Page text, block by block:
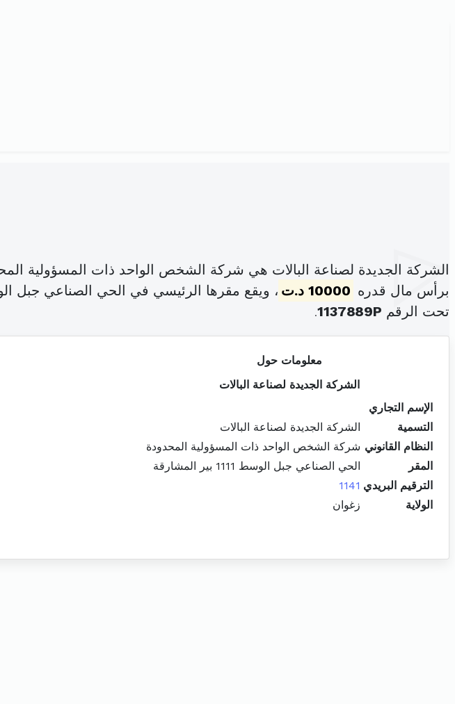
الشركة الجديدة لصناعة البالات هي شركة الشخص الواحد ذات المسؤولية
برأس مال قدره 10000 د.ت ، ويقع مقرها الرئيسي في الحي الصناعي جبل الوسط 1111 بير
تحت الرقم 1137889P
.
معلومات حول
الشركة الجديدة لصناعة البالات
الإسم التجاري
التسمية
الشركة الجديدة لصناعة البالات
النظام القانوني شركة الشخص الواحد ذات المسؤولية المحدودة
المقر
الحي الصناعي جبل الوسط 1111 بير المشارقة
الترقيم البريدي 1141
الولاية
زغوان